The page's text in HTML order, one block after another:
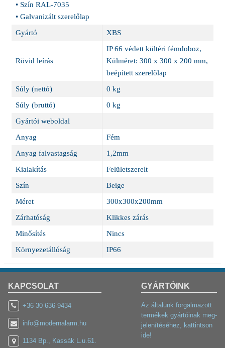
• Szín RAL-7035
• Galvanizált szerelőlap
Gyártó
XBS
Rövid leírás
IP 66 védett kültéri fémdoboz,
Külméret: 300 x 300 x 200 mm,
beépített szerelőlap
Súly (nettó)
0 kg
Súly (bruttó)
0 kg
Gyártói weboldal
Anyag
Fém
Anyag falvastagság
1,2mm
Kialakítás
Felületszerelt
Szín
Beige
Méret
300x300x200mm
Zárhatóság
Klikkes zárás
Minősítés
Nincs
Környezetállóság
IP66
KAPCSOLAT
+36 30 636-9434
info@modernalarm.hu
1134 Bp., Kassák L.u.61.
GYÁRTÓINK
Az általunk forgalmazott
termékek gyártóinak meg-
jelenítéséhez, kattintson
ide!